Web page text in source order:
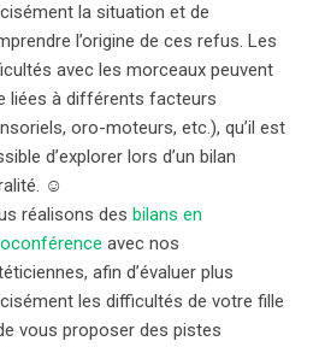
la situation et de
l’origine de ces refus. Les
avec les morceaux peuvent
liées à différents facteurs
oro-moteurs, etc.), qu’il est
d’explorer lors d’un bilan
☺️
réalisons des bilans en
avec nos
afin d’évaluer plus
les difficultés de votre fille
vous proposer des pistes